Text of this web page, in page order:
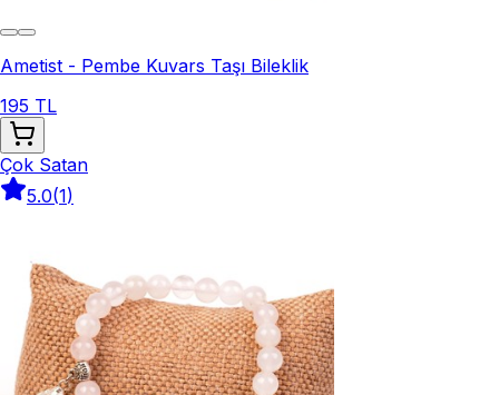
Ametist - Pembe Kuvars Taşı Bileklik
195 TL
Çok Satan
5.0(1)